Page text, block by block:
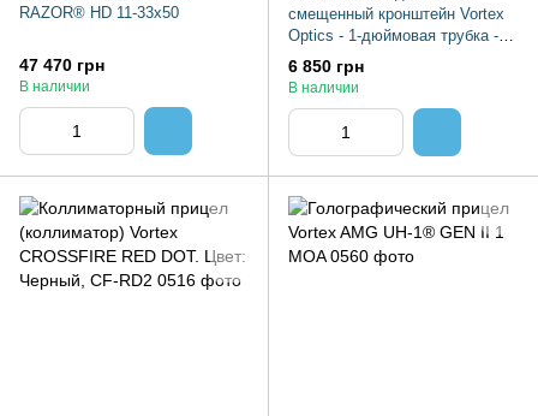
RAZOR® HD 11-33x50
47 470 грн
В наличии
смещенный кронштейн Vortex
Optics - 1-дюймовая трубка -
CM-103
6 850 грн
В наличии